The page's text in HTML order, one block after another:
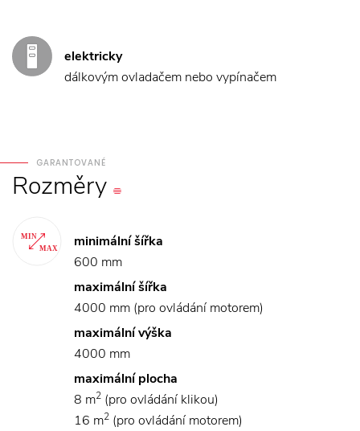
elektricky
dálkovým ovladačem nebo vypínačem
GARANTOVANÉ
Rozměry
minimální šířka
600 mm
maximální šířka
4000 mm (pro ovládání motorem)
maximální výška
4000 mm
maximální plocha
8 m2 (pro ovládání klikou)
16 m2 (pro ovládání motorem)